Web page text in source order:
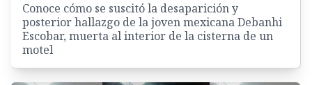
Conoce cómo se suscitó la desaparición y
posterior hallazgo de la joven mexicana Debanhi
Escobar, muerta al interior de la cisterna de un
motel